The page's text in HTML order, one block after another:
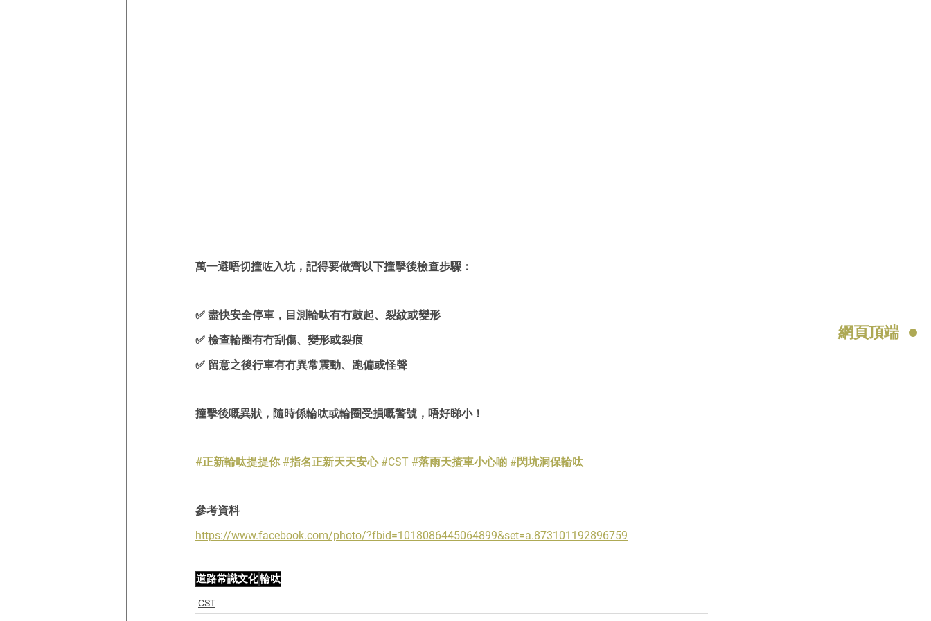
網頁頂端
萬一避唔切撞咗入坑，記得要做齊以下撞擊後檢查步驟：
✅ 盡快安全停車，目測輪呔有冇鼓起、裂紋或變形
✅ 檢查輪圈有冇刮傷、變形或裂痕
✅ 留意之後行車有冇異常震動、跑偏或怪聲
撞擊後嘅異狀，隨時係輪呔或輪圈受損嘅警號，唔好睇小！
#正新輪呔提提你 #指名正新天天安心 #CST #落雨天揸車小心啲 #閃坑洞保輪呔
參考資料
https://www.facebook.com/photo/?fbid=1018086445064899&set=a.873101192896759
道路常識文化輪呔
CST